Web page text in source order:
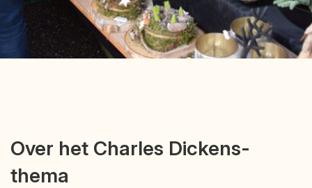
Over het Charles Dickens-
thema